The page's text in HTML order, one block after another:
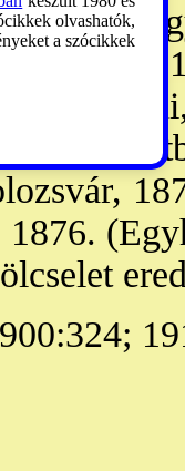
knk.,
eket és
olvashatók,
a szócikkek